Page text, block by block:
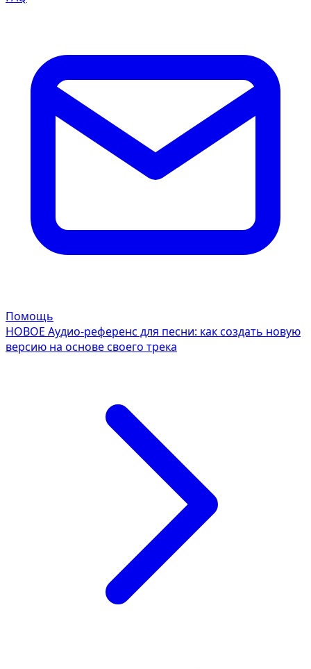
Помощь
НОВОЕ Аудио-референс для песни: как создать новую
версию на основе своего трека